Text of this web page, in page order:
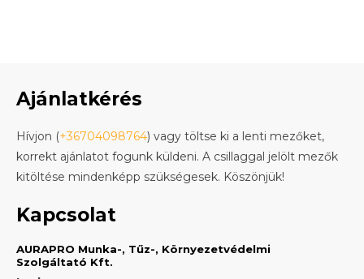
Ajánlatkérés
Hívjon (+36704098764) vagy töltse ki a lenti mezőket,
korrekt ajánlatot fogunk küldeni. A csillaggal jelölt mezők
kitöltése mindenképp szükségesek. Köszönjük!
Kapcsolat
AURAPRO Munka-, Tűz-, Környezetvédelmi
Szolgáltató Kft.